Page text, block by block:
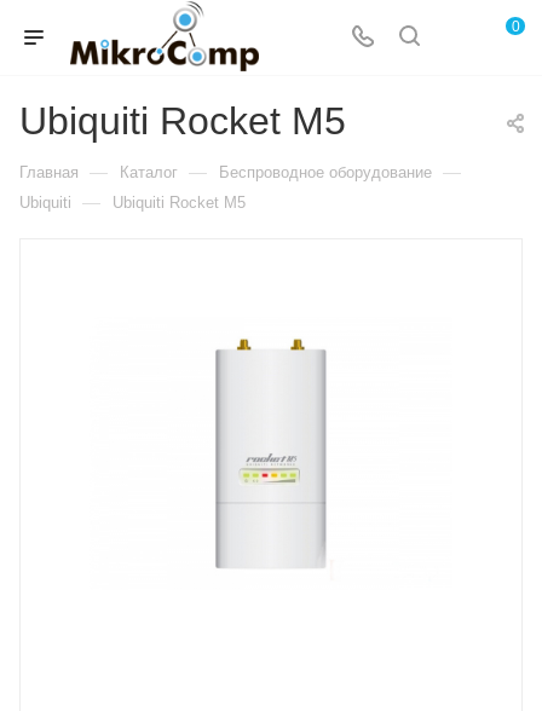
0
Ubiquiti Rocket M5
Главная — Каталог — Беспроводное оборудование —
Ubiquiti — Ubiquiti Rocket M5